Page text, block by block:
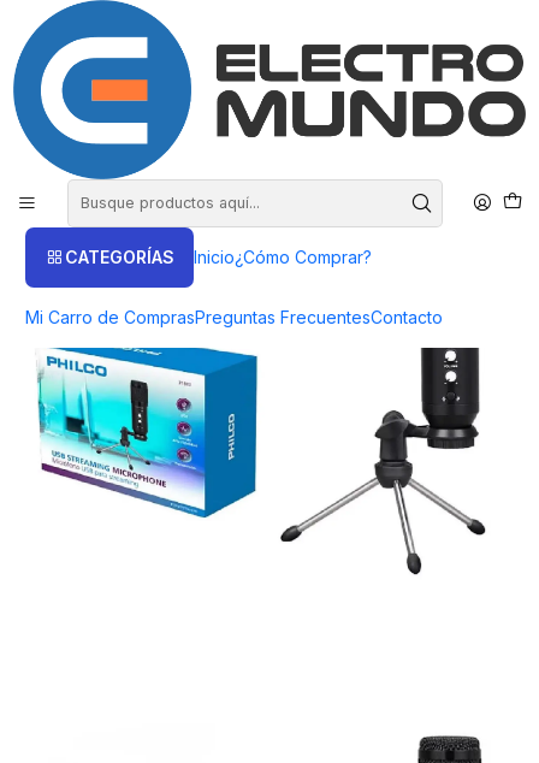
CATEGORÍAS Inicio¿Cómo Comprar?
Mi Carro de ComprasPreguntas FrecuentesContacto
COMPRA HASTA EN 3 CUOTAS SIN INTERES
Inicio Productos AUDIO Micrófonos
Microfono USB Streaming Philco - ElectroMundo